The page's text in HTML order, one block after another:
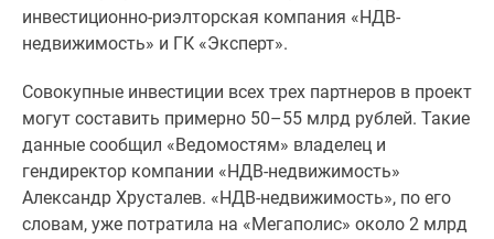
Подмосковья
комнатные
комнатные
комнатные
Квартиры
инвестиционно-риэлторская компания «НДВ-
недвижимость» и ГК «Эксперт».
Совокупные инвестиции всех трех партнеров в проект
могут составить примерно 50–55 млрд рублей. Такие
данные сообщил «Ведомостям» владелец и
гендиректор компании «НДВ-недвижимость»
Александр Хрусталев. «НДВ-недвижимость», по его
словам, уже потратила на «Мегаполис» около 2 млрд